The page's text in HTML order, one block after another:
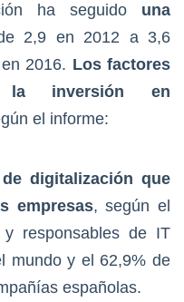
ha seguido una
2,9 en 2012 a 3,6
2016. Los factores
la inversión en
el informe:
digitalización que
empresas, según el
responsables de IT
mundo y el 62,9% de
españolas.